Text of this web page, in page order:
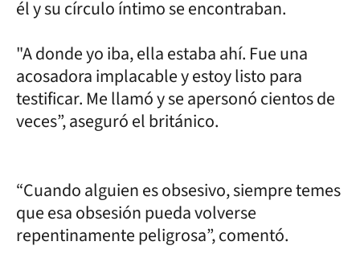
él y su círculo íntimo se encontraban.
"A donde yo iba, ella estaba ahí. Fue una
acosadora implacable y estoy listo para
testificar. Me llamó y se apersonó cientos de
veces”, aseguró el británico.
“Cuando alguien es obsesivo, siempre temes
que esa obsesión pueda volverse
repentinamente peligrosa”, comentó.